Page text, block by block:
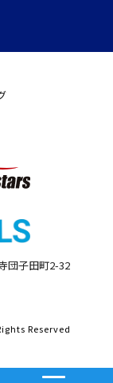
団子田町2-32
Reserved